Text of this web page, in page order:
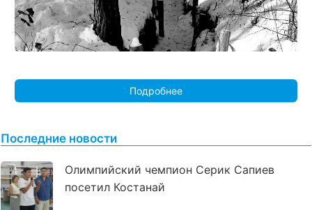
Подробнее
Последние новости
Олимпийский чемпион Серик Сапиев
посетил Костанай